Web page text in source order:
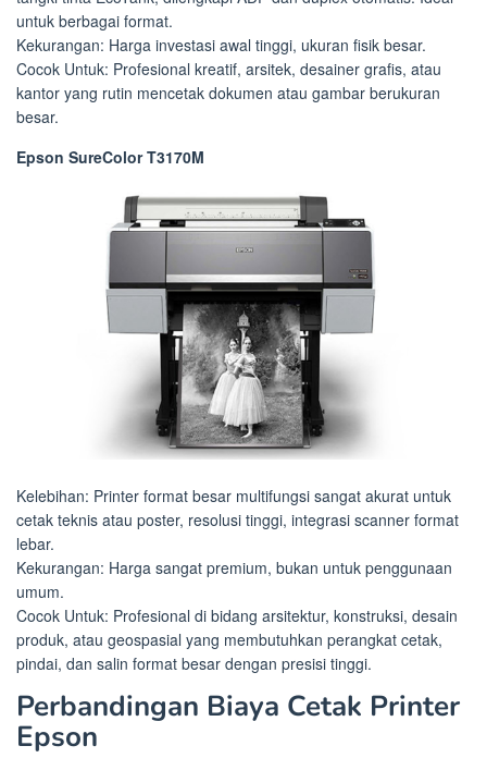
untuk berbagai format.
Kekurangan: Harga investasi awal tinggi, ukuran fisik besar.
Cocok Untuk: Profesional kreatif, arsitek, desainer grafis, atau
kantor yang rutin mencetak dokumen atau gambar berukuran
besar.
Epson SureColor T3170M
Kelebihan: Printer format besar multifungsi sangat akurat untuk
cetak teknis atau poster, resolusi tinggi, integrasi scanner format
lebar.
Kekurangan: Harga sangat premium, bukan untuk penggunaan
umum.
Cocok Untuk: Profesional di bidang arsitektur, konstruksi, desain
produk, atau geospasial yang membutuhkan perangkat cetak,
pindai, dan salin format besar dengan presisi tinggi.
Perbandingan Biaya Cetak Printer
Epson